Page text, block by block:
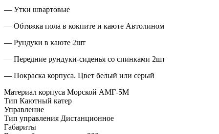
— Утки швартовые
— Обтяжка пола в кокпите и каюте Автолином
— Рундуки в каюте 2шт
— Передние рундуки-сиденья со спинками 2шт
— Покраска корпуса. Цвет белый или серый
Материал корпуса Морской АМГ-5М
Тип Каютный катер
Управление
Тип управления Дистанционное
Габариты